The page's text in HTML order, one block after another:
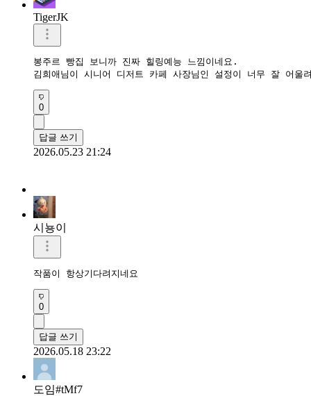
TigerJK
봉주르 빵집 보니까 진짜 힐링예능 느낌이네요.
김희애님이 시니어 디저트 카페 사장님인 설정이 너무 잘 어
0
답글 쓰기
2026.05.23 21:24
시뇽이
작품이 항상기다려지네요
0
답글 쓰기
2026.05.18 23:22
도임#tMf7